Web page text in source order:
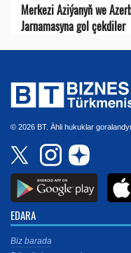
Merkezi Aziýanyň we
Jarnamasyna gol çekdiler
© 2026 BT. Ähli hukuklar
EDARA
Biz barada